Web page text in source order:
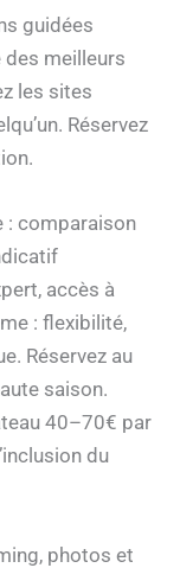
guidées
meilleurs
les sites
Réservez
: comparaison
accès à
: flexibilité,
Réservez au
saison.
40–70€ par
du
photos et